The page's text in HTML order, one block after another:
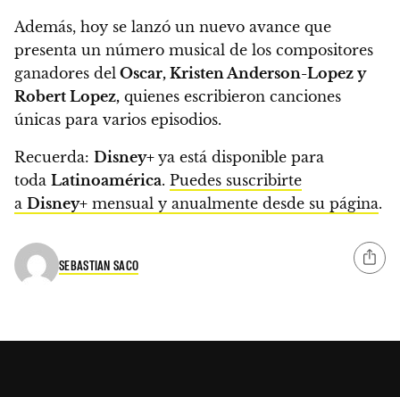
Además, hoy se lanzó un nuevo avance que
presenta un número musical de los compositores
ganadores del Oscar, Kristen Anderson-Lopez y
Robert Lopez, quienes escribieron canciones
únicas para varios episodios.
Recuerda: Disney+ ya está disponible para
toda Latinoamérica. Puedes suscribirte
a Disney+ mensual y anualmente desde su página.
SEBASTIAN SACO